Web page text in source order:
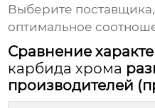
Выберите поставщика
оптимальное
Сравнение
карбида хрома
производителей